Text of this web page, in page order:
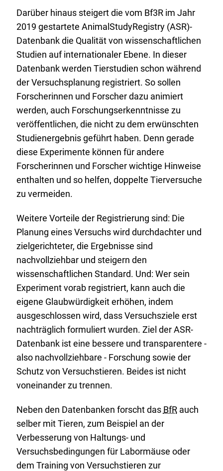
n
e
r
L
i
n
k
:
Darüber hinaus steigert die vom Bf3R im Jahr
2019 gestartete AnimalStudyRegistry (ASR)-
Datenbank die Qualität von wissenschaftlichen
Studien auf internationaler Ebene. In dieser
Datenbank werden Tierstudien schon während
der Versuchsplanung registriert. So sollen
Forscherinnen und Forscher dazu animiert
werden, auch Forschungserkenntnisse zu
veröffentlichen, die nicht zu dem erwünschten
Studienergebnis geführt haben. Denn gerade
diese Experimente können für andere
Forscherinnen und Forscher wichtige Hinweise
enthalten und so helfen, doppelte Tierversuche
zu vermeiden.
Weitere Vorteile der Registrierung sind: Die
Planung eines Versuchs wird durchdachter und
zielgerichteter, die Ergebnisse sind
nachvollziehbar und steigern den
wissenschaftlichen Standard. Und: Wer sein
Experiment vorab registriert, kann auch die
eigene Glaubwürdigkeit erhöhen, indem
ausgeschlossen wird, dass Versuchsziele erst
nachträglich formuliert wurden. Ziel der ASR-
Datenbank ist eine bessere und transparentere -
also nachvollziehbare - Forschung sowie der
Schutz von Versuchstieren. Beides ist nicht
voneinander zu trennen.
Neben den Datenbanken forscht das BfRauch
selber mit Tieren, zum Beispiel an der
Verbesserung von Haltungs- und
Versuchsbedingungen für Labormäuse oder
dem Training von Versuchstieren zur